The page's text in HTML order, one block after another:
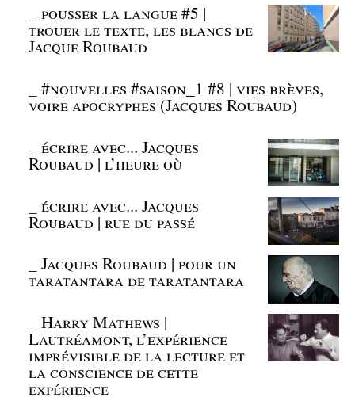
_pousser la langue #5 |
trouer le texte, les blancs de
Jacque Roubaud
_#nouvelles #saison_1 #8 | vies brèves,
voire apocryphes (Jacques Roubaud)
_écrire avec... Jacques
Roubaud | l’heure où
écrire avec... Jacques
Roubaud | rue du passé
_Jacques Roubaud | pour un
taratantara de taratantara
_Harry Mathews |
Lautréamont, l’expérience
imprévisible de la lecture et
la conscience de cette
expérience